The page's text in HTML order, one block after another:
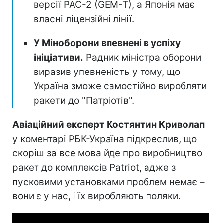
версії PAC-2 (GEM-T), а Японія має
власні ліцензійні лінії.
У Міноборони впевнені в успіху
ініціативи. Радник міністра оборони
виразив упевненість у тому, що
Україна зможе самостійно виробляти
ракети до "Патріотів".
Авіаційний експерт Костянтин Криволап
у коментарі РБК-Україна підкреслив, що
скоріш за все мова йде про виробництво
ракет до комплексів Patriot, адже з
пусковими установками проблем немає –
вони є у нас, і їх виробляють поляки.